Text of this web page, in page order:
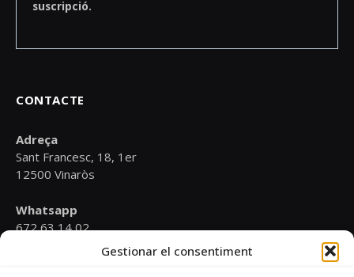
Gestionar el consentiment
suscripció.
CONTACTE
Adreça
Sant Francesc, 18, 1er
12500 Vinaròs
Whatsapp
672 63 14 02